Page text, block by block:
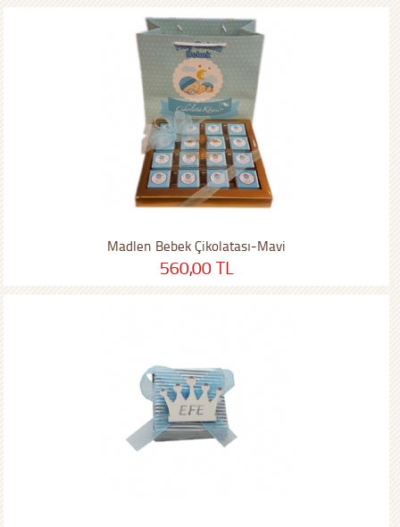
Madlen Bebek Çikolatası-Mavi
560,00 TL